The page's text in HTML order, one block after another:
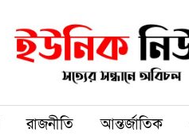
রাজনীতি আন্তর্জাতিক